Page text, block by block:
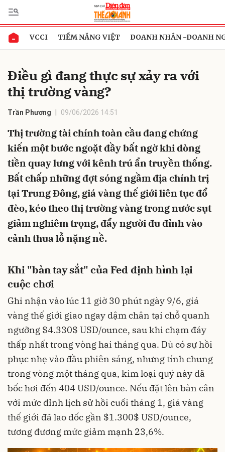
VCCI TIỀM NĂNG VIỆT DOANH NHÂN -DOANH
Điều gì đang thực sự xảy ra với
thị trường vàng?
Trần Phương 09/06/2026 14:51
Thị trường tài chính toàn cầu đang chứng
kiến một bước ngoặt đầy bất ngờ khi dòng
tiền quay lưng với kênh trú ẩn truyền thống.
Bất chấp những đợt sóng ngầm địa chính trị
tại Trung Đông, giá vàng thế giới liên tục đổ
đèo, kéo theo thị trường vàng trong nước sụt
giảm nghiêm trọng, đẩy người đu đỉnh vào
cảnh thua lỗ nặng nề.
Khi "bàn tay sắt" của Fed định hình lại
cuộc chơi
Ghi nhận vào lúc 11 giờ 30 phút ngày 9/6, giá
vàng thế giới giao ngay dậm chân tại chỗ quanh
ngưỡng $4.330$ USD/ounce, sau khi chạm đáy
thấp nhất trong vòng hai tháng qua. Dù có sự hồi
phục nhẹ vào đầu phiên sáng, nhưng tính chung
trong vòng một tháng qua, kim loại quý này đã
bốc hơi đến 404 USD/ounce. Nếu đặt lên bàn cân
với mức đỉnh lịch sử hồi cuối tháng 1, giá vàng
thế giới đã lao dốc gần $1.300$ USD/ounce,
tương đương mức giảm mạnh 23,6%.
Gửi bình luận
Hủy Gửi